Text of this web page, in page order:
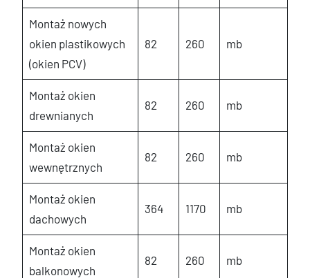
Montaż nowych
okien plastikowych
(okien PCV)
82 260 mb
Montaż okien
drewnianych
82 260 mb
Montaż okien
wewnętrznych
82 260 mb
Montaż okien
dachowych
364 1170 mb
Montaż okien
balkonowych
82 260 mb